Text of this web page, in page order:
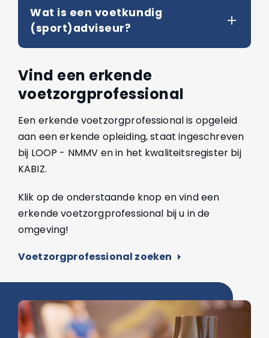
Wat is een voetkundig
(sport)adviseur?
Vind een erkende
voetzorgprofessional
Een erkende voetzorgprofessional is opgeleid
aan een erkende opleiding, staat ingeschreven
bij LOOP - NMMV en in het kwaliteitsregister bij
KABIZ.
Klik op de onderstaande knop en vind een
erkende voetzorgprofessional bij u in de
omgeving!
Voetzorgprofessional zoeken arrow_right